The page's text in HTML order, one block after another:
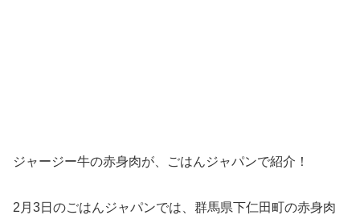
ジャージー牛の赤身肉が、ごはんジャパンで紹介！
2月3日のごはんジャパンでは、群馬県下仁田町の赤身肉